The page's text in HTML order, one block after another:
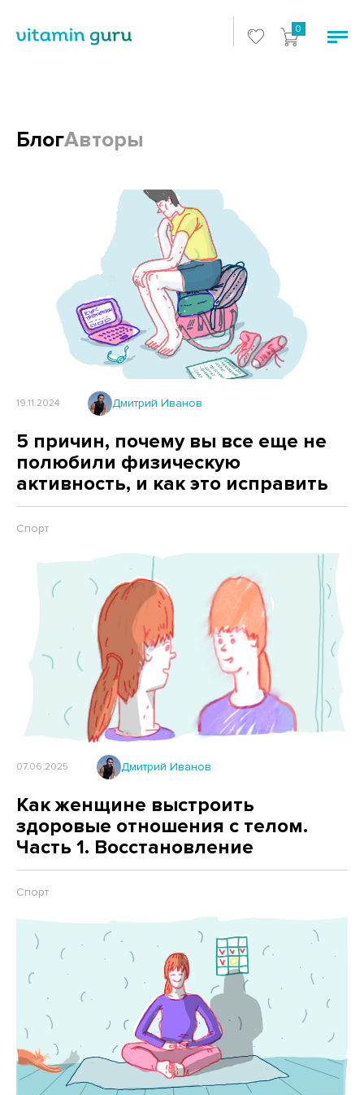
0
БлогАвторы
Блоги и статьи
19.11.2024 Дмитрий Иванов
5 причин, почему вы все еще не
полюбили физическую
активность, и как это исправить
Спорт
07.06.2025 Дмитрий Иванов
Как женщине выстроить
здоровые отношения с телом.
Часть 1. Восстановление
Спорт